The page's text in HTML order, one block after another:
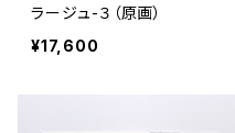
ラージュ-３（原画）
¥17,600